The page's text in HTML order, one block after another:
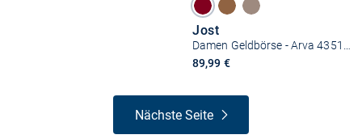
Jost
89,99 €
Nächste Seite